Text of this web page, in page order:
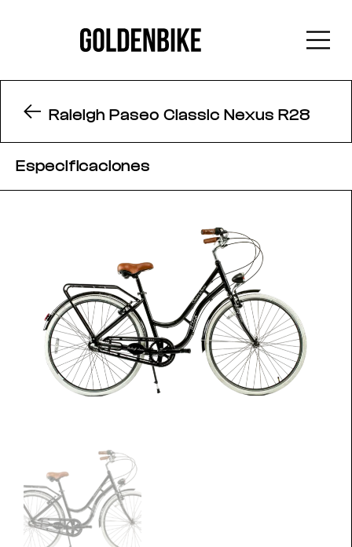
Raleigh Paseo Classic Nexus R28
Especificaciones